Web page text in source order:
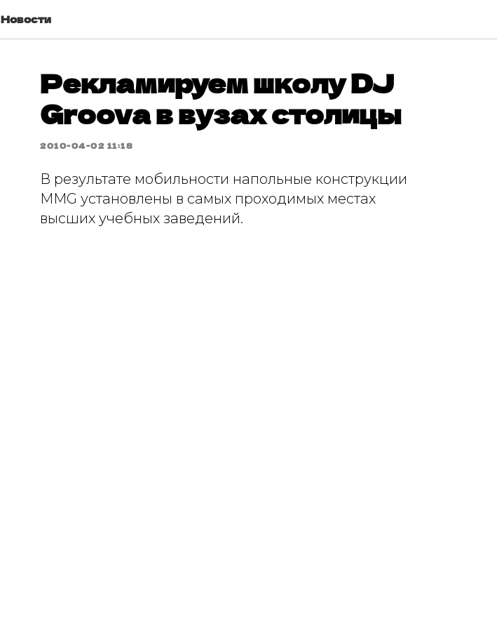
Новости
Рекламируем школу DJ
Groova в вузах столицы
2010-04-02 11:18
В результате мобильности напольные конструкции
MMG установлены в самых проходимых местах
высших учебных заведений.